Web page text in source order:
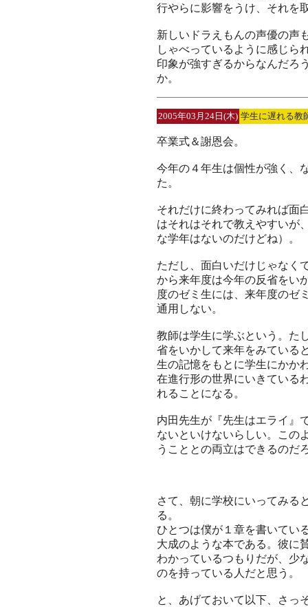
行やらに影響をうけ、それを
新しいドラえもんの声優の声
しゃべっているように感じら
印象が強すぎるからなんだろ
か。
2005年03月24日(木) 学生に遅れる教
卒業式＆謝恩会。
今年の４年生は個性が強く、
た。
それだけに終わってみれば面
はそれはそれで教えやすいが
な学年はないのだけどね）。
ただし、面白いだけじゃなく
から来年度は今年の反省をい
度のゼミ生には、来年度のゼ
通用しない。
教師は学生に学ぶという。た
省をいかして来年をみている
生の記憶をもとに学生にかか
在進行形の世界にいきている
れることになる。
内田先生が『先生はエライ』
ないといけないらしい。この
うこととの両立はできるのだ
さて、朝に学校にいってみる
る。
ひとつは僕が１章を書いてい
大成のような本である。彼に
わかっているつもりだが、少
のを持っている人だと思う。
と、あげておいて以下、さっ